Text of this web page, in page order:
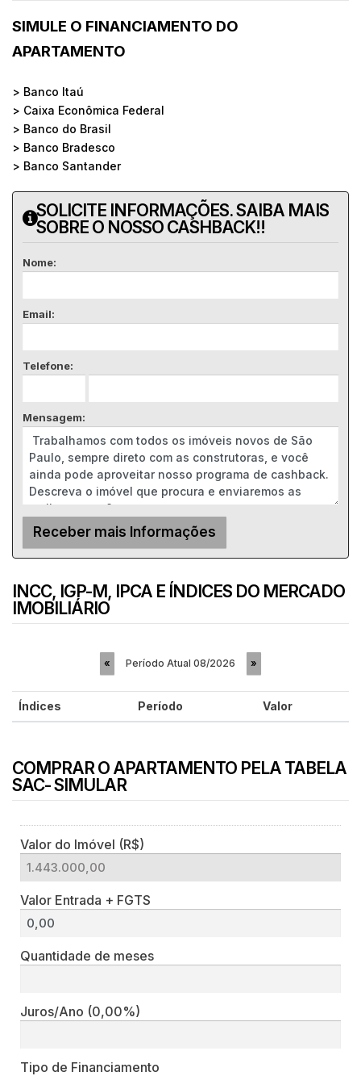
SIMULE O FINANCIAMENTO DO
APARTAMENTO
> Banco Itaú
> Caixa Econômica Federal
> Banco do Brasil
> Banco Bradesco
> Banco Santander
SOLICITE INFORMAÇÕES. SAIBA MAIS
SOBRE O NOSSO CASHBACK!!
Nome:
Email:
Telefone:
Mensagem:
INCC, IGP-M, IPCA E ÍNDICES DO MERCADO
IMOBILIÁRIO
« Período Atual 08/2026 »
Índices Período Valor
COMPRAR O APARTAMENTO PELA TABELA
SAC- SIMULAR
Valor do Imóvel (R$)
Valor Entrada + FGTS
Quantidade de meses
Juros/Ano (0,00%)
Tipo de Financiamento